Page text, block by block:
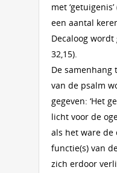
met ‘getuigenis’
een aantal
Decaloog wordt
32,15).
De samenhang
van de psalm
gegeven: ‘Het
licht voor de
als het ware de
functie(s) van
zich erdoor